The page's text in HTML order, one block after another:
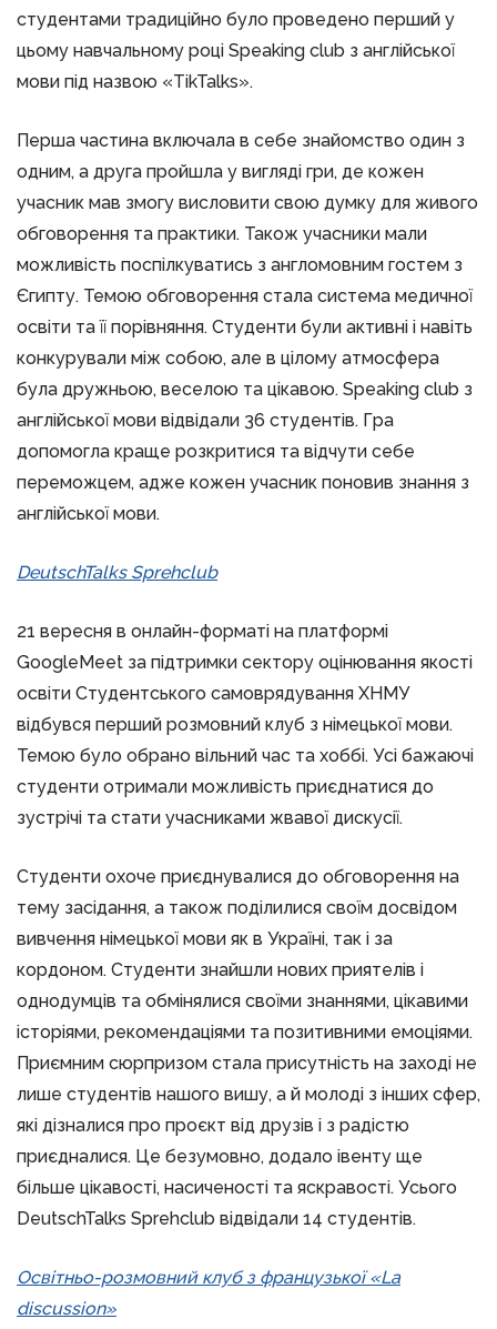
студентами традиційно було проведено перший у
цьому навчальному році Speaking club з англійської
мови під назвою «TikTalks».
Перша частина включала в себе знайомство один з
одним, а друга пройшла у вигляді гри, де кожен
учасник мав змогу висловити свою думку для живого
обговорення та практики. Також учасники мали
можливість поспілкуватись з англомовним гостем з
Єгипту. Темою обговорення стала система медичної
освіти та її порівняння. Студенти були активні і навіть
конкурували між собою, але в цілому атмосфера
була дружньою, веселою та цікавою. Speaking club з
англійської мови відвідали 36 студентів. Гра
допомогла краще розкритися та відчути себе
переможцем, адже кожен учасник поновив знання з
англійської мови.
DeutschTalks Sprehclub
21 вересня в онлайн-форматі на платформі
GoogleMeet за підтримки сектору оцінювання якості
освіти Студентського самоврядування ХНМУ
відбувся перший розмовний клуб з німецької мови.
Темою було обрано вільний час та хоббі. Усі бажаючі
студенти отримали можливість приєднатися до
зустрічі та стати учасниками жвавої дискусії.
Студенти охоче приєднувалися до обговорення на
тему засідання, а також поділилися своїм досвідом
вивчення німецької мови як в Україні, так і за
кордоном. Студенти знайшли нових приятелів і
однодумців та обмінялися своїми знаннями, цікавими
історіями, рекомендаціями та позитивними емоціями.
Приємним сюрпризом стала присутність на заході не
лише студентів нашого вишу, а й молоді з інших сфер,
які дізналися про проєкт від друзів і з радістю
приєдналися. Це безумовно, додало івенту ще
більше цікавості, насиченості та яскравості. Усього
DeutschTalks Sprehclub відвідали 14 студентів.
Освітньо-розмовний клуб з французької «La
discussion»